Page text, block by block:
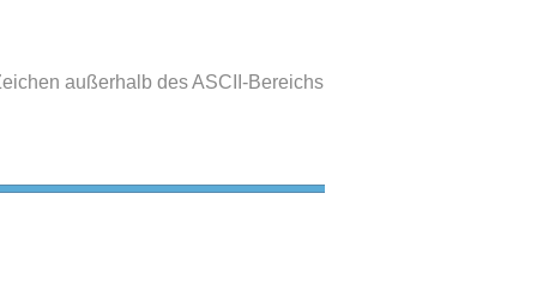
außerhalb des ASCII-Bereichs